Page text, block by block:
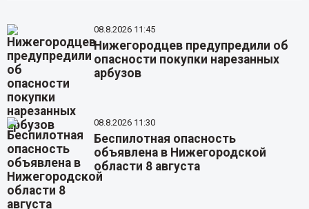
08.8.2026 11:45
Нижегородцев предупредили об
опасности покупки нарезанных
арбузов
08.8.2026 11:30
Беспилотная опасность
объявлена в Нижегородской
области 8 августа